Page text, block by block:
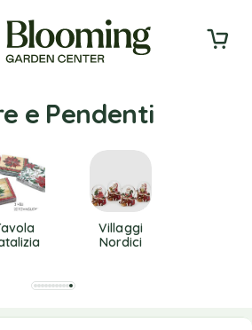
e Pendenti
Villaggi
Nordici